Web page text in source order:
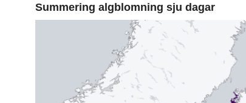
Summering algblomning sju dagar